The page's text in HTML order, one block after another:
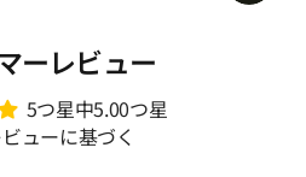
ーレビュー
5つ星中5.00つ星
ューに基づく